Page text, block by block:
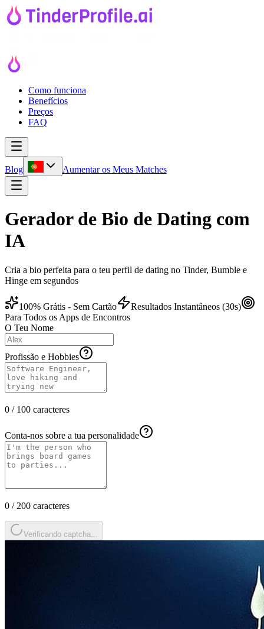
Como funciona
Benefícios
Preços
FAQ
Blog Aumentar os Meus Matches
Gerador de Bio de Dating com
IA
Cria a bio perfeita para o teu perfil de dating no Tinder, Bumble e
Hinge em segundos
100% Grátis - Sem Cartão
Resultados Instantâneos (30s)
Para Todos os Apps de Encontros
O Teu Nome
Profissão e Hobbies
0 / 100 caracteres
Conta-nos sobre a tua personalidade
0 / 200 caracteres
Verificando captcha...